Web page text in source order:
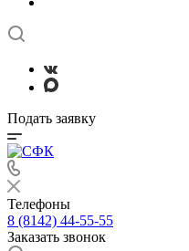
Подать заявку
Телефоны
8 (8142) 44-55-55
Заказать звонок